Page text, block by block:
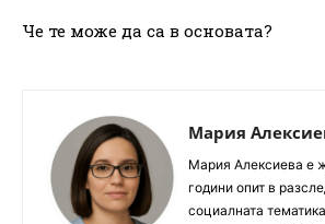
Че те може да са в основата?
Мария
Мария Алексиева е
години опит в
социалната